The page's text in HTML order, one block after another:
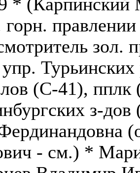
* (Карпинский
зол.
(С-41), пплк
з-
- см.) *